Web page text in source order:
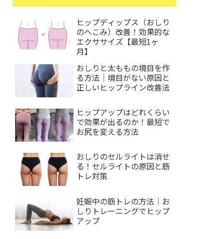
ヒップディップス（おしり
のへこみ）改善！効果的な
エクササイズ【最短1ヶ
月】
おしりと太ももの境目を作
る方法｜境目がない原因と
正しいヒップライン改善法
ヒップアップはどれくらい
で効果が出るのか！最短で
お尻を変える方法
おしりのセルライトは消せ
る！セルライトの原因と筋
トレ対策
妊娠中の筋トレの方法｜お
しりトレーニングでヒップ
アップ